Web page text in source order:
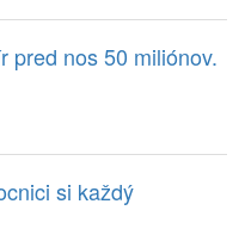
pred nos 50 miliónov.
si každý